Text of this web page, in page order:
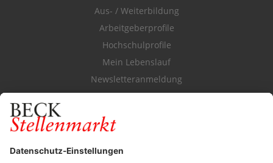
Aus- / Weiterbildung
Arbeitgeberprofile
Hochschulprofile
Mein Lebenslauf
Newsletteranmeldung
Durchsuchen Sie den Stellenkatalog
FÜR ARBEITGEBER
Stellenmarktpreise